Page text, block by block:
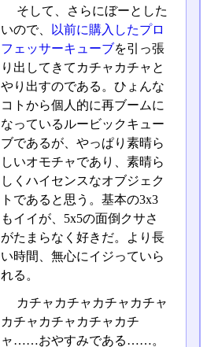
そして、さらにぼーとした
いので、
以前に購入したプロ
フェッサーキューブを引っ張
り出してきてカチャカチャと
やり出すのである。ひょんな
コトから個人的に再ブームに
なっているルービックキュー
ブであるが、やっぱり素晴ら
しいオモチャであり、素晴ら
しくハイセンスなオブジェク
トであると思う。基本の3x3
もイイが、5x5の面倒クサさ
がたまらなく好きだ。より長
い時間、無心にイジっていら
れる。
カチャカチャカチャカチャ
カチャカチャカチャカチ
ャ……おやすみである……。